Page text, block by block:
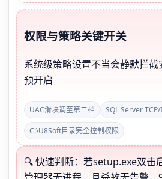
权限与策略关键开关
系统级策略设置不当会静默拦
预开启
UAC滑块调至第二档 SQL Server
C:\U8Soft目录完全控制权限
🔍 快速判断：若setup.exe双击